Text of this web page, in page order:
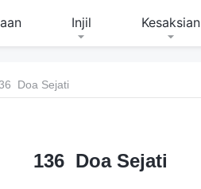
Injil Kesaksian
Doa Sejati
136 Doa Sejati